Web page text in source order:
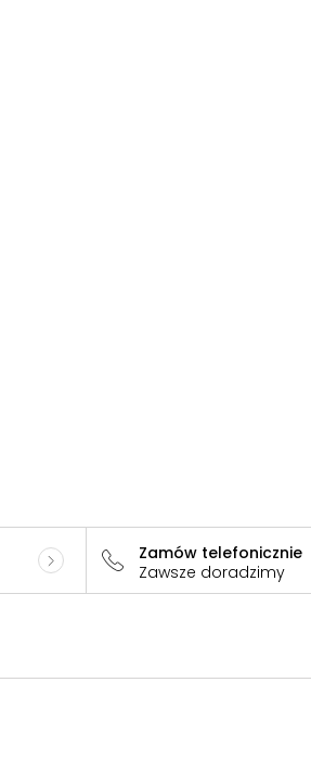
Zamów telefonicznie
Zawsze doradzimy